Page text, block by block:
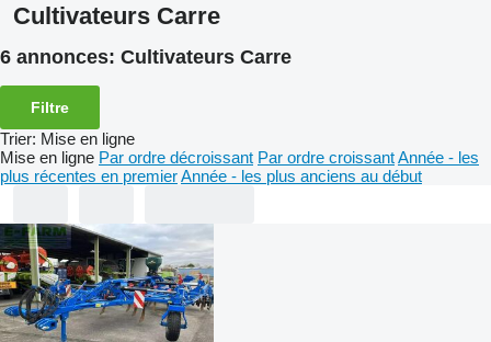
Cultivateurs Carre
6 annonces: Cultivateurs Carre
Filtre
Trier: Mise en ligne
Mise en ligne Par ordre décroissant Par ordre croissantAnnée - les
plus récentes en premierAnnée - les plus anciens au début